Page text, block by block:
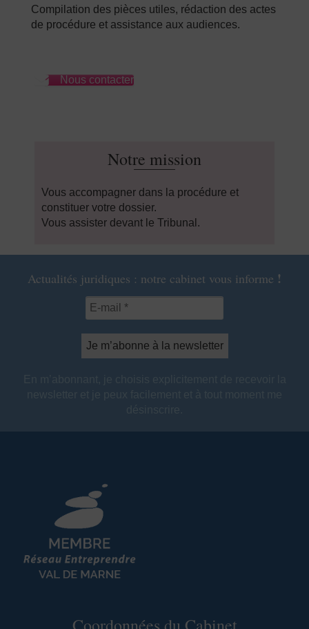
Compilation des pièces utiles, rédaction des actes
de procédure et assistance aux audiences.
Nous contacter
Notre mission
Vous accompagner dans la procédure et
constituer votre dossier.
Vous assister devant le Tribunal.
Actualités juridiques : notre cabinet vous informe !